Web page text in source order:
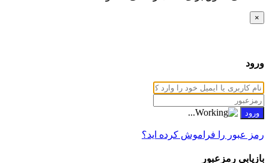
×
ورود
رمز عبور را فراموش کرده اید؟
بازيابي رمزعبور